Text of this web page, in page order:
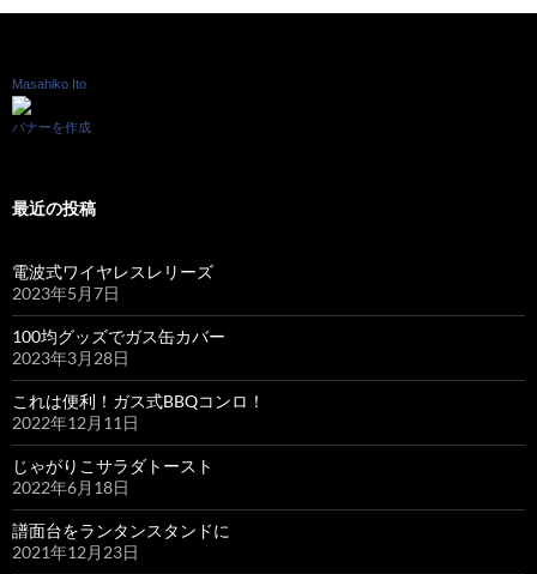
Masahiko Ito
バナーを作成
最近の投稿
電波式ワイヤレスレリーズ
2023年5月7日
100均グッズでガス缶カバー
2023年3月28日
これは便利！ガス式BBQコンロ！
2022年12月11日
じゃがりこサラダトースト
2022年6月18日
譜面台をランタンスタンドに
2021年12月23日